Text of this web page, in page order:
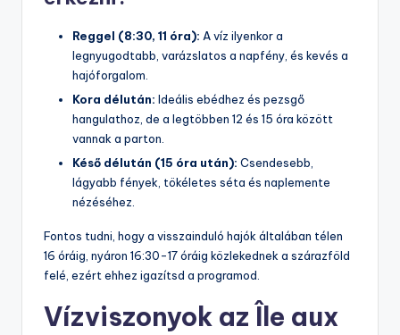
Reggel (8:30, 11 óra): A víz ilyenkor a
legnyugodtabb, varázslatos a napfény, és kevés a
hajóforgalom.
Kora délután: Ideális ebédhez és pezsgő
hangulathoz, de a legtöbben 12 és 15 óra között
vannak a parton.
Késő délután (15 óra után): Csendesebb,
lágyabb fények, tökéletes séta és naplemente
nézéséhez.
Fontos tudni, hogy a visszainduló hajók általában télen
16 óráig, nyáron 16:30-17 óráig közlekednek a szárazföld
felé, ezért ehhez igazítsd a programod.
Vízviszonyok az Île aux